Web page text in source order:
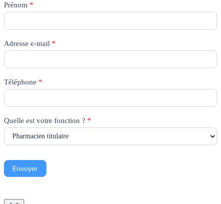
Prénom *
Adresse e-mail *
Téléphone *
Quelle est votre fonction ? *
Envoyer